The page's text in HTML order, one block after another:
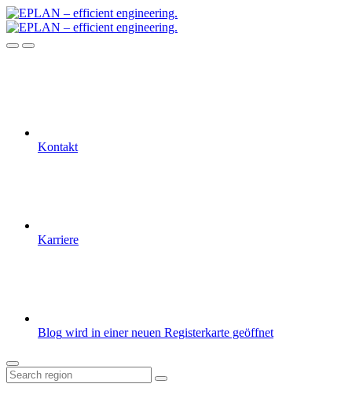
Kontakt
Karriere
Blog wird in einer neuen Registerkarte geöffnet